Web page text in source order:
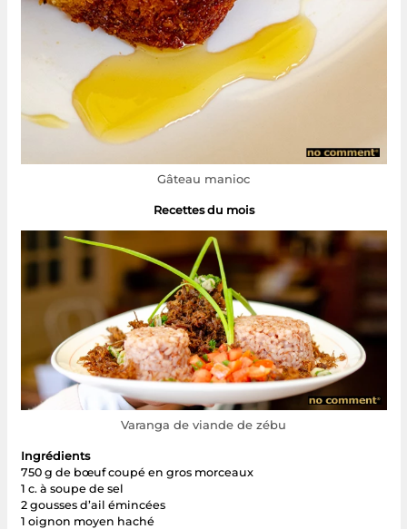
Gâteau manioc
Recettes du mois
Varanga de viande de zébu
Ingrédients
750 g de bœuf coupé en gros morceaux
1 c. à soupe de sel
2 gousses d’ail émincées
1 oignon moyen haché